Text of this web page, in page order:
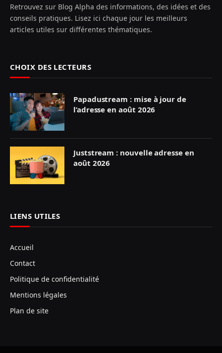
Retrouvez sur Blog Alpha des informations, des idées et des
conseils pratiques. Lisez ici chaque jour les meilleurs
articles utiles sur différentes thématiques.
CHOIX DES LECTEURS
Papadustream : mise à jour de
l’adresse en août 2026
Juststream : nouvelle adresse en
août 2026
LIENS UTILES
Accueil
Contact
Politique de confidentialité
Mentions légales
Plan de site